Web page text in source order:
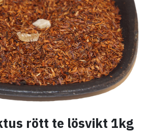
rött te lösvikt 1kg